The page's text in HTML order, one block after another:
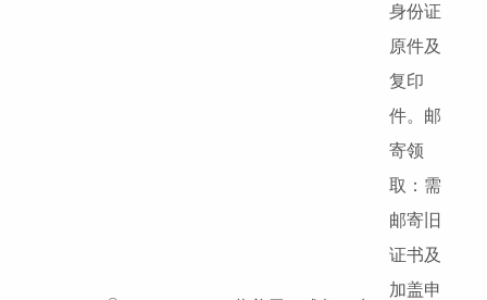
身份证
原件及
复印
件。邮
寄领
取：需
邮寄旧
证书及
加盖申